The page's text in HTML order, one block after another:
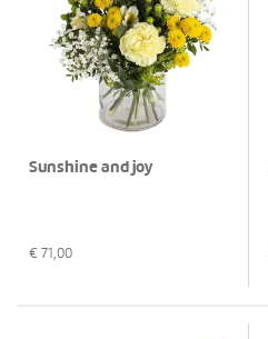
Sunshine and joy
€ 71,00